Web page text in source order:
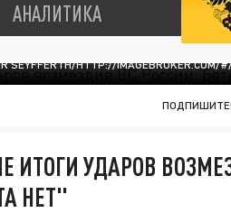
АНАЛИТИКА
SEYFFERTH/HTTP://IMAGEBROKER.COM/
УДАРОВ
НЕТ"